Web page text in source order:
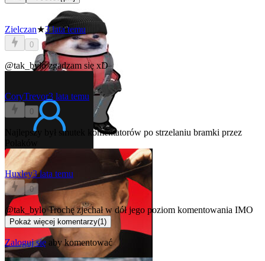
Zielczan★3 lata temu
0
@tak_bylozgadzam się xD
CoryTrevor3 lata temu
0
Najlepszy był smutek komentatorów po strzelaniu bramki przez
Huxley3 lata temu
0
@tak_byloTrochę zjechał w dół jego poziom komentowania IMO
Pokaż więcej komentarzy(1 )
Zaloguj się aby komentować